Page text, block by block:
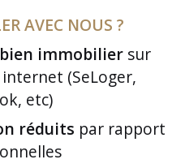
AVEC NOUS ?
immobiliersur
(SeLoger,
etc)
réduits par rapport